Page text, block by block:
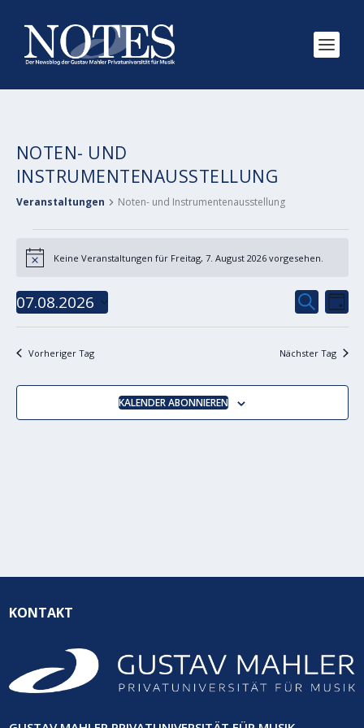
NOTEN- UND
INSTRUMENTENAUSSTELLUNG
Veranstaltungen Noten- und Instrumentenausstellung
FÜR
FREITAG,
7.
AUGUST
2026
HinweisKeine Veranstaltungen für Freitag, 7. August 2026 vorgesehen.
SUCHE
UND
SUCHE
TAG
07.08.2026
Vorheriger Tag Nächster Tag
KALENDER ABONNIEREN
KONTAKT